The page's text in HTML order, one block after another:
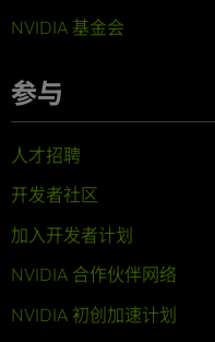
NVIDIA 基金会
参与
人才招聘
开发者社区
加入开发者计划
NVIDIA 合作伙伴网络
NVIDIA 初创加速计划